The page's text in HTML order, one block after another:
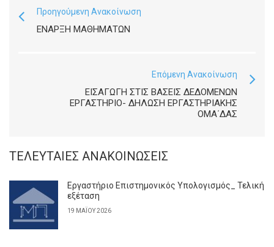
Προηγούμενη Ανακοίνωση
ΈΝΑΡΞΗ ΜΑΘΗΜΆΤΩΝ
Επόμενη Ανακοίνωση
ΕΙΣΑΓΩΓΉ ΣΤΙΣ ΒΆΣΕΙΣ ΔΕΔΟΜΈΝΩΝ
ΕΡΓΑΣΤΉΡΙΟ- ΔΉΛΩΣΗ ΕΡΓΑΣΤΗΡΙΑΚΉΣ
ΟΜΑ΄ΔΑΣ
ΤΕΛΕΥΤΑΊΕΣ ΑΝΑΚΟΙΝΏΣΕΙΣ
Εργαστήριο Επιστημονικός Υπολογισμός_ Τελική
εξέταση
19 ΜΑΪ́ΟΥ 2026